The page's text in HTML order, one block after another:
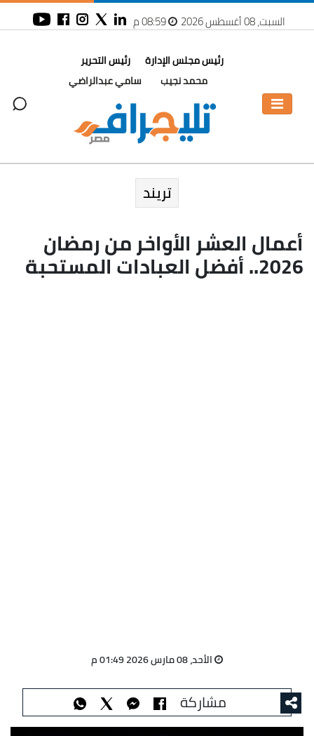
السبت، 08 أغسطس 2026 08:59 م
رئيس مجلس الإدارة
محمد نجيب
رئيس التحرير
سامي عبدالراضي
تريند
أعمال العشر الأواخر من رمضان
2026.. أفضل العبادات المستحبة
الأحد، 08 مارس 2026 01:49 م
مشاركة